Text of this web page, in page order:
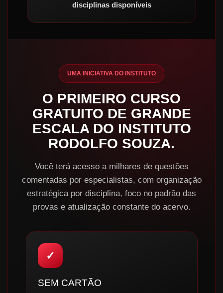
disciplinas disponíveis
UMA INICIATIVA DO INSTITUTO
O PRIMEIRO CURSO
GRATUITO DE GRANDE
ESCALA DO INSTITUTO
RODOLFO SOUZA.
Você terá acesso a milhares de questões
comentadas por especialistas, com organização
estratégica por disciplina, foco no padrão das
provas e atualização constante do acervo.
✓
SEM CARTÃO